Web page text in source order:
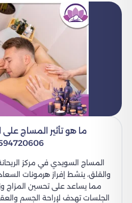
ما هو تأثير المساج على
المساج السويدي في مركز
والقلق، ينشط إفراز هرمونات
مما يساعد على تحسين المزاج
الجلسات تهدف لإراحة الجسم